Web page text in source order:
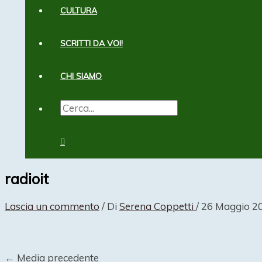
CULTURA
SCRITTI DA VOI!
CHI SIAMO
CERCA:
radioit
Lascia un commento / Di Serena Coppetti/ 26 Maggio
← Media precedente